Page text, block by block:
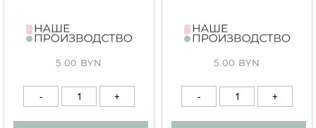
5.00 BYN 5.00 BYN